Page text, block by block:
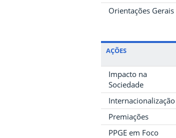
Orientações Gerais
AÇÕES
Impacto na
Sociedade
Internacionalização
Premiações
PPGE em Foco